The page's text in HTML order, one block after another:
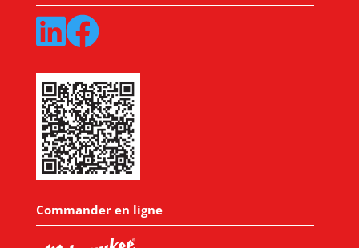
Commander en ligne